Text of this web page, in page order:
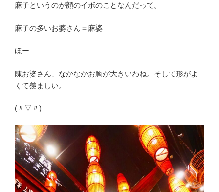
麻子というのが顔のイボのことなんだって。
麻子の多いお婆さん＝麻婆
ほー
陳お婆さん、なかなかお胸が大きいわね。そして形がよ
くて羨ましい。
(〃▽〃)